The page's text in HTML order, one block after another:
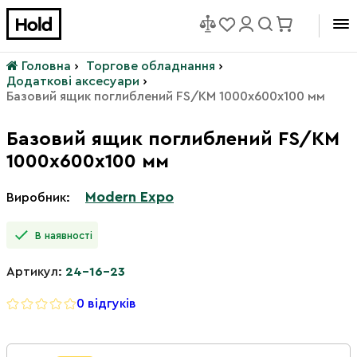
Головна › Торгове обладнання ›
Додаткові аксесуари ›
Базовий ящик поглиблений FS/КМ 1000х600х100 мм
Базовий ящик поглиблений FS/КМ
1000х600х100 мм
Виробник: Modern Expo
В наявності
Артикул: 24-16-23
0 відгуків